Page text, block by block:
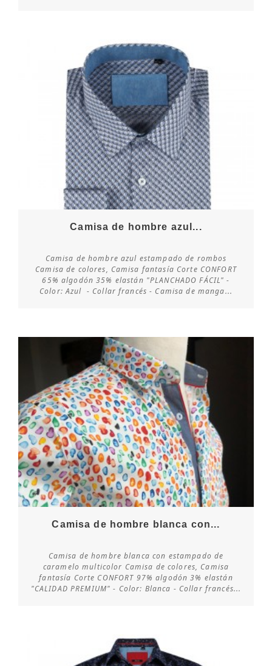
Consultar disponibilidad
Camisa de hombre azul...
Camisa de hombre azul estampado de rombos
Camisa de colores, Camisa fantasía Corte CONFORT
65% algodón 35% elastán "PLANCHADO FÁCIL" -
Color: Azul - Collar francés - Camisa de manga...
Consultar disponibilidad
Camisa de hombre blanca con...
Camisa de hombre blanca con estampado de
caramelo multicolor Camisa de colores, Camisa
fantasía Corte CONFORT 97% algodón 3% elastán
"CALIDAD PREMIUM" - Color: Blanca - Collar francés...